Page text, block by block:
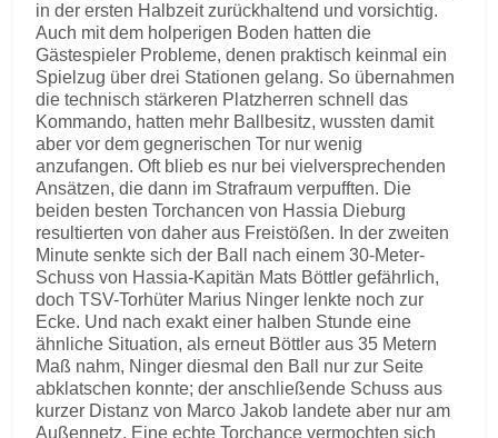
in der ersten Halbzeit zurückhaltend und vorsichtig.
Auch mit dem holperigen Boden hatten die
Gästespieler Probleme, denen praktisch keinmal ein
Spielzug über drei Stationen gelang. So übernahmen
die technisch stärkeren Platzherren schnell das
Kommando, hatten mehr Ballbesitz, wussten damit
aber vor dem gegnerischen Tor nur wenig
anzufangen. Oft blieb es nur bei vielversprechenden
Ansätzen, die dann im Strafraum verpufften. Die
beiden besten Torchancen von Hassia Dieburg
resultierten von daher aus Freistößen. In der zweiten
Minute senkte sich der Ball nach einem 30-Meter-
Schuss von Hassia-Kapitän Mats Böttler gefährlich,
doch TSV-Torhüter Marius Ninger lenkte noch zur
Ecke. Und nach exakt einer halben Stunde eine
ähnliche Situation, als erneut Böttler aus 35 Metern
Maß nahm, Ninger diesmal den Ball nur zur Seite
abklatschen konnte; der anschließende Schuss aus
kurzer Distanz von Marco Jakob landete aber nur am
Außennetz. Eine echte Torchance vermochten sich